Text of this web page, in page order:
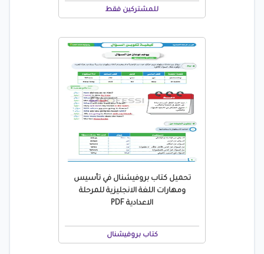
للمشتركين فقط
تحميل كتاب بروفيشنال في تأسيس
ومهارات اللغة الانجليزية للمرحلة
الاعدادية PDF
كتاب بروفيشنال